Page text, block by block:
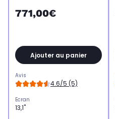
771,00€
Ajouter au panier
Avis
4.6/5 (5)
Ecran
13,1"